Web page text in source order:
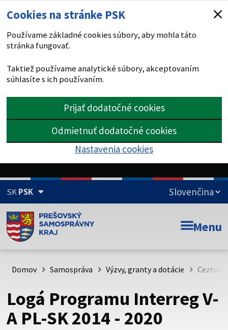
Cookies na stránke PSK
Používame základné cookies súbory, aby mohla táto
stránka fungovať.
Taktiež používame analytické súbory, akceptovaním
súhlasíte s ich používaním.
Prijať dodatočné cookies
Odmietnuť dodatočné cookies
Nastavenia cookies
SKPSK
Doména psk.sk je oficiálna
Toto je oficiálna webová stránka Prešovského
psk.sk.
Táto stránka je zabezpečená
Buďte pozorní a vždy sa uistite, že zdieľate informácie iba
cez zabezpečenú webovú stránku. Zabezpečená stránka
Menu
Domov Samospráva Výzvy, granty a dotácie
Logá Programu Interreg V-
A PL-SK 2014 - 2020